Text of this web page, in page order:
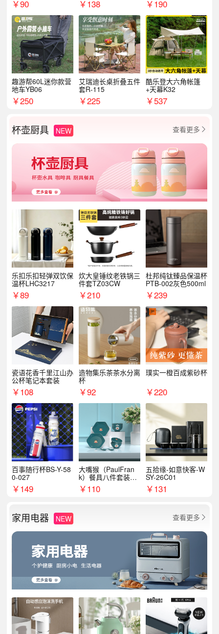
￥90 ￥138 ￥190
趣游帮60L迷你款营
地车YB06
￥250
艾瑞迪长桌折叠五件
套R-115
￥225
酷乐登大六角帐篷
+天幕K32
￥537
杯壶厨具 NEW 查看更多 
乐扣乐扣轻弹双饮保
温杯LHC3217
￥89
炊大皇锤纹老铁锅三
件套TZ03CW
￥210
杜邦纯钛臻品保温杯
PTB-002灰色500ml
￥239
瓷语花香千里江山办
公杯笔记本套装
￥108
造物集乐茶茶水分离
杯
￥92
璞实一橙百成紫砂杯
￥220
百事随行杯BS-Y-58
0-027
￥149
大嘴猴（PaulFran
k）餐具八件套装HC
T6007
￥110
五拾缘-如意快客-W
SY-26C01
￥131
家用电器 NEW 查看更多 